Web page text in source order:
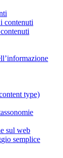
contenuti
type)
sul web
semplice